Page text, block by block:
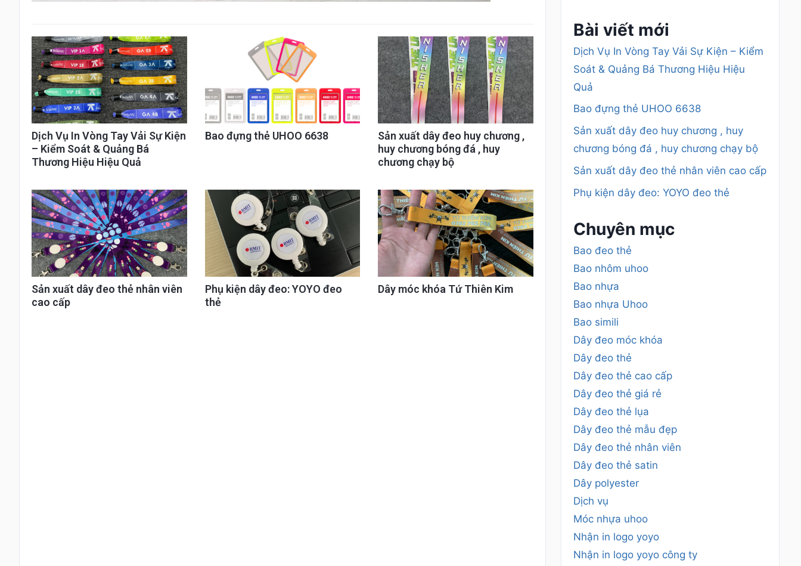
Dịch Vụ In Vòng Tay Vải Sự Kiện
– Kiểm Soát & Quảng Bá
Thương Hiệu Hiệu Quả
Bao đựng thẻ UHOO 6638
Sản xuất dây đeo huy chương ,
huy chương bóng đá , huy
chương chạy bộ
Sản xuất dây đeo thẻ nhân viên
cao cấp
Phụ kiện dây đeo: YOYO đeo
thẻ
Dây móc khóa Tứ Thiên Kim
Bài viết mới
Dịch Vụ In Vòng Tay Vải Sự Kiện – Kiểm
Soát & Quảng Bá Thương Hiệu Hiệu
Quả
Bao đựng thẻ UHOO 6638
Sản xuất dây đeo huy chương , huy
chương bóng đá , huy chương chạy bộ
Sản xuất dây đeo thẻ nhân viên cao cấp
Phụ kiện dây đeo: YOYO đeo thẻ
Chuyên mục
Bao đeo thẻ
Bao nhôm uhoo
Bao nhựa
Bao nhựa Uhoo
Bao simili
Dây đeo móc khóa
Dây đeo thẻ
Dây đeo thẻ cao cấp
Dây đeo thẻ giá rẻ
Dây đeo thẻ lụa
Dây đeo thẻ mẫu đẹp
Dây đeo thẻ nhân viên
Dây đeo thẻ satin
Dây polyester
Dịch vụ
Móc nhựa uhoo
Nhận in logo yoyo
Nhận in logo yoyo công ty